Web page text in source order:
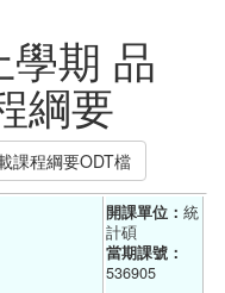
學期 品
綱要
課程綱要ODT檔
開課單位： 統
計碩
當期課號：
536905